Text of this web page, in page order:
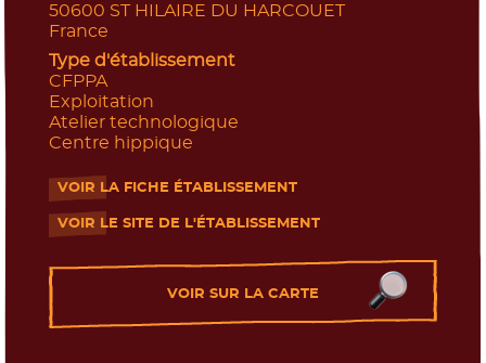
Les établissements près de chez moi
50600 ST HILAIRE DU HARCOUET
France
Type d'établissement
CFPPA
Exploitation
Atelier technologique
Centre hippique
VOIR LA FICHE ÉTABLISSEMENT
- Nouvelle fenêtre
VOIR LE SITE DE L'ÉTABLISSEMENT
- Nouvelle fenêtre
VOIR SUR LA CARTE